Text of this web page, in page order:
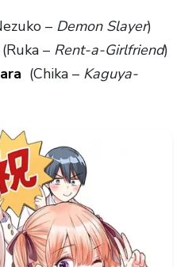
– Demon Slayer)
(Ruka – Rent-a-Girlfriend)
(Chika – Kaguya-